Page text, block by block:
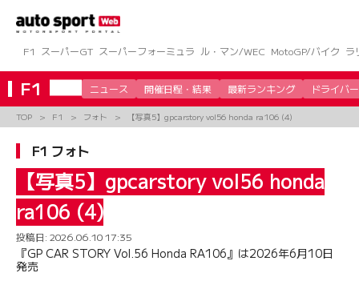
ツ
へ
ス
キ
ッ
F1 スーパーGT スーパーフォーミュラ ル・マン/WEC MotoGP/バイク ラ
F1 ニュース 開催日程・結果 最新ランキング ドライバー
TOP F1 フォト 【写真5】gpcarstory vol56 honda ra106 (4)
F1 フォト
【写真5】gpcarstory vol56 honda
ra106 (4)
投稿日: 2026.06.10 17:35
『GP CAR STORY Vol.56 Honda RA106』は2026年6月10日
発売